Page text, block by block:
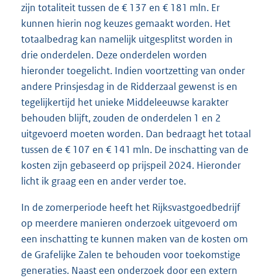
zijn totaliteit tussen de € 137 en € 181 mln. Er
kunnen hierin nog keuzes gemaakt worden. Het
totaalbedrag kan namelijk uitgesplitst worden in
drie onderdelen. Deze onderdelen worden
hieronder toegelicht. Indien voortzetting van onder
andere Prinsjesdag in de Ridderzaal gewenst is en
tegelijkertijd het unieke Middeleeuwse karakter
behouden blijft, zouden de onderdelen 1 en 2
uitgevoerd moeten worden. Dan bedraagt het totaal
tussen de € 107 en € 141 mln. De inschatting van de
kosten zijn gebaseerd op prijspeil 2024. Hieronder
licht ik graag een en ander verder toe.
In de zomerperiode heeft het Rijksvastgoedbedrijf
op meerdere manieren onderzoek uitgevoerd om
een inschatting te kunnen maken van de kosten om
de Grafelijke Zalen te behouden voor toekomstige
generaties. Naast een onderzoek door een extern